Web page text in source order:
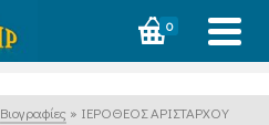
0
Βιογραφίες » ΙΕΡΟΘΕΟΣ ΑΡΙΣΤΑΡΧΟΥ